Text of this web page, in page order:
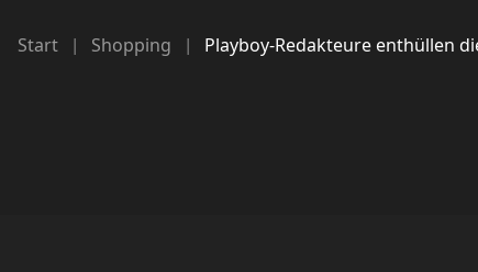
Start | Shopping | Playboy-Redakteure enthüllen